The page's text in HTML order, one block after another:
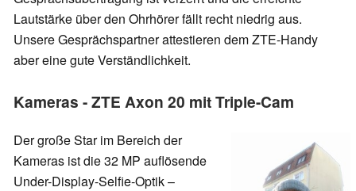
Lautstärke über den Ohrhörer fällt recht niedrig aus.
Unsere Gesprächspartner attestieren dem ZTE-Handy
aber eine gute Verständlichkeit.
Kameras - ZTE Axon 20 mit Triple-Cam
Der große Star im Bereich der
Kameras ist die 32 MP auflösende
Under-Display-Selfie-Optik –